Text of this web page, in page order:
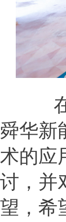
在“
舜华新
术的应
讨，并
望，希